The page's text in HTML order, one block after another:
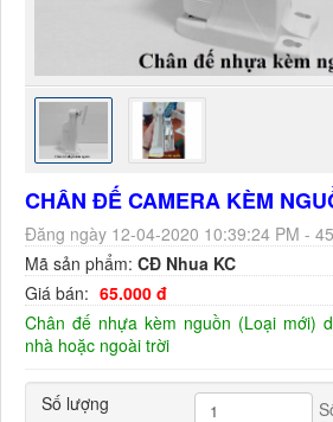
CHÂN ĐẾ CAMERA KÈM
Đăng ngày 12-04-2020 10:39:24 PM -
Mã sản phẩm: CĐ Nhua KC
Giá bán: 65.000 đ
Chân đế nhựa kèm nguồn (Loại mới)
nhà hoặc ngoài trời
Số lượng